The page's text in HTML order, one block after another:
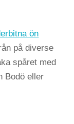
ön
på diverse
spåret med
Bodö eller